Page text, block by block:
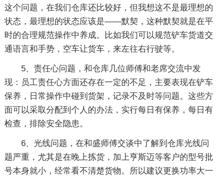
这个问题，在我们仓库还比较好，但我想这不是最理想的
状态，最理想的状态应该是——默契，这种默契就是在平
时的合理规范操作中养成。比如我们可以规范铲车货道交
通语言和手势，空车让货车，来左往右行驶等。
5、责任心问题，和仓库几位师傅和老席交流中发
现：员工责任心方面还存在一定的不足，主要表现在铲车
保养，日常操作中碰到货架，记录不及时等问题。这些方
面可以采取分配到个人的办法，实行每日有保养，每日有
检查，排除安全隐患。
6、光线问题，在和盛师傅交谈中了解到仓库光线问
题严重，尤其是在晚上拣货，加上亨斯迈等客户的型号批
号本身就小，经常看不清楚货物。所以建议更换功率大一